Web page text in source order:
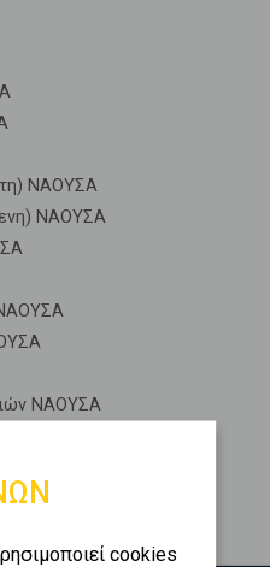
ΝΑΟΥΣΑ
ΝΑΟΥΣΑ
ΝΑΟΥΣΑ
cookies